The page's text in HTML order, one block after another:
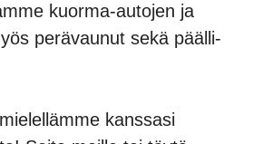
kuorma-​autojen ja
perävaunut sekä päälli­
kanssasi